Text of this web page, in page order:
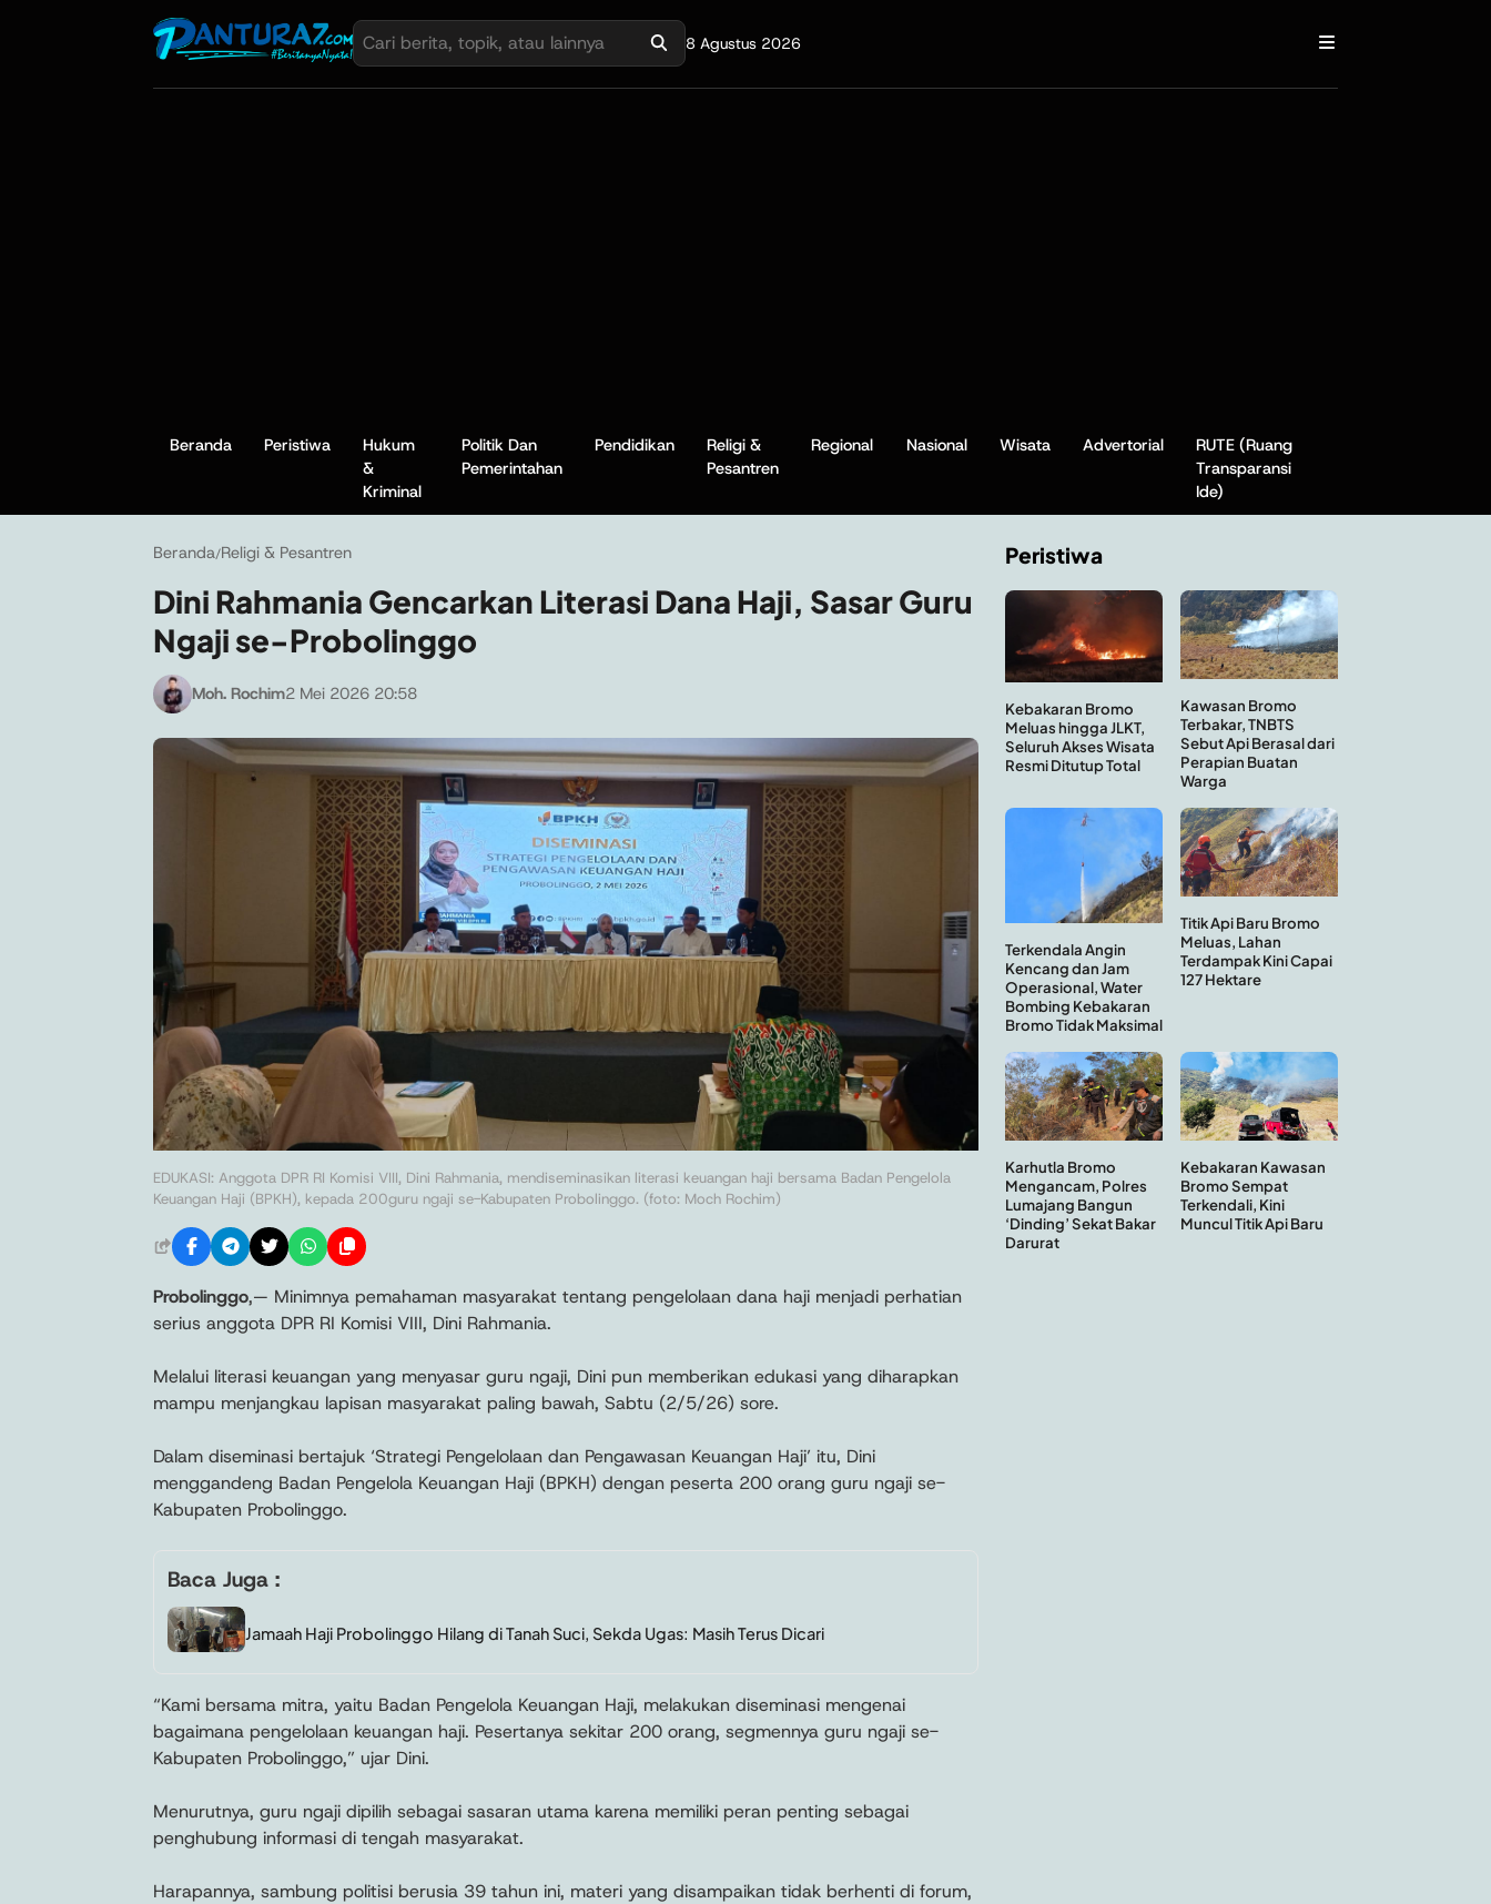
8 Agustus 2026
Beranda Peristiwa
Hukum
&
Kriminal
Politik Dan
Pemerintahan
Pendidikan
Religi &
Pesantren
Regional Nasional Wisata Advertorial
RUTE (Ruang
Transparansi
Ide)
Beranda/Religi & Pesantren
Dini Rahmania Gencarkan Literasi Dana Haji, Sasar Guru
Ngaji se-Probolinggo
Moh. Rochim2 Mei 2026 20:58
EDUKASI: Anggota DPR RI Komisi VIII, Dini Rahmania, mendiseminasikan literasi keuangan haji bersama Badan Pengelola
Keuangan Haji (BPKH), kepada 200guru ngaji se-Kabupaten Probolinggo. (foto: Moch Rochim)
Probolinggo,— Minimnya pemahaman masyarakat tentang pengelolaan dana haji menjadi perhatian
serius anggota DPR RI Komisi VIII, Dini Rahmania.
Melalui literasi keuangan yang menyasar guru ngaji, Dini pun memberikan edukasi yang diharapkan
mampu menjangkau lapisan masyarakat paling bawah, Sabtu (2/5/26) sore.
Dalam diseminasi bertajuk ‘Strategi Pengelolaan dan Pengawasan Keuangan Haji’ itu, Dini
menggandeng Badan Pengelola Keuangan Haji (BPKH) dengan peserta 200 orang guru ngaji se-
Kabupaten Probolinggo.
Baca Juga :
Jamaah Haji Probolinggo Hilang di Tanah Suci, Sekda Ugas: Masih Terus Dicari
“Kami bersama mitra, yaitu Badan Pengelola Keuangan Haji, melakukan diseminasi mengenai
bagaimana pengelolaan keuangan haji. Pesertanya sekitar 200 orang, segmennya guru ngaji se-
Kabupaten Probolinggo,” ujar Dini.
Menurutnya, guru ngaji dipilih sebagai sasaran utama karena memiliki peran penting sebagai
penghubung informasi di tengah masyarakat.
Harapannya, sambung politisi berusia 39 tahun ini, materi yang disampaikan tidak berhenti di forum,
Peristiwa
Kebakaran Bromo
Meluas hingga JLKT,
Seluruh Akses Wisata
Resmi Ditutup Total
Kawasan Bromo
Terbakar, TNBTS
Sebut Api Berasal dari
Perapian Buatan
Warga
Terkendala Angin
Kencang dan Jam
Operasional, Water
Bombing Kebakaran
Bromo Tidak Maksimal
Titik Api Baru Bromo
Meluas, Lahan
Terdampak Kini Capai
127 Hektare
Karhutla Bromo
Mengancam, Polres
Lumajang Bangun
‘Dinding’ Sekat Bakar
Darurat
Kebakaran Kawasan
Bromo Sempat
Terkendali, Kini
Muncul Titik Api Baru